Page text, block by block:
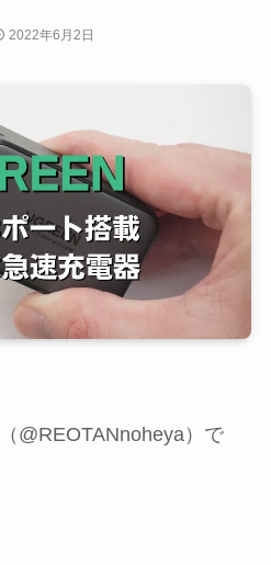
2022年6月2日
@REOTANnoheya）で